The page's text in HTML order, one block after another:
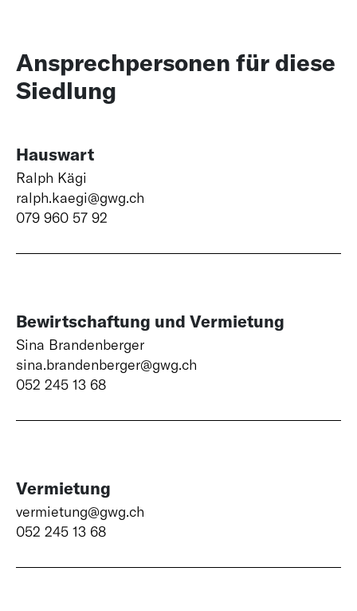
Ansprechpersonen für diese
Siedlung
Hauswart
Ralph Kägi
ralph.kaegi@gwg.ch
079 960 57 92
Bewirtschaftung und Vermietung
Sina Brandenberger
sina.brandenberger@gwg.ch
052 245 13 68
Vermietung
vermietung@gwg.ch
052 245 13 68